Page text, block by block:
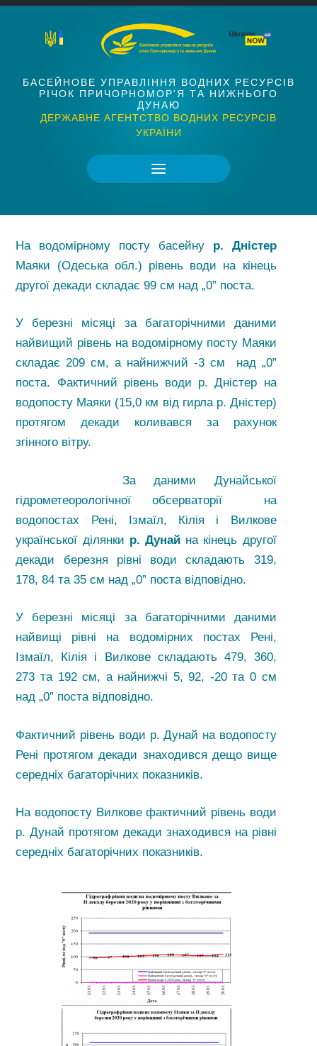
БАСЕЙНОВЕ УПРАВЛІННЯ ВОДНИХ РЕСУРСІВ
РІЧОК ПРИЧОРНОМОР'Я ТА НИЖНЬОГО
ДУНАЮ
ДЕРЖАВНЕ АГЕНТСТВО ВОДНИХ РЕСУРСІВ
УКРАЇНИ
На водомірному посту басейну р. Дністер
Маяки (Одеська обл.) рівень води на кінець
другої декади складає 99 см над „0” поста.
У березні місяці за багаторічними даними
найвищий рівень на водомірному посту Маяки
складає 209 см, а найнижчий -3 см над „0”
поста. Фактичний рівень води р. Дністер на
водопосту Маяки (15,0 км від гирла р. Дністер)
протягом декади коливався за рахунок
згінного вітру.
За даними Дунайської
гідрометеорологічної обсерваторії на
водопостах Рені, Ізмаїл, Кілія і Вилкове
української ділянки р. Дунай на кінець другої
декади березня рівні води складають 319,
178, 84 та 35 см над „0” поста відповідно.
У березні місяці за багаторічними даними
найвищі рівні на водомірних постах Рені,
Ізмаїл, Кілія і Вилкове складають 479, 360,
273 та 192 см, а найнижчі 5, 92, -20 та 0 см
над „0” поста відповідно.
Фактичний рівень води р. Дунай на водопосту
Рені протягом декади знаходився дещо вище
середніх багаторічних показників.
На водопосту Вилкове фактичний рівень води
р. Дунай протягом декади знаходився на рівні
середніх багаторічних показників.